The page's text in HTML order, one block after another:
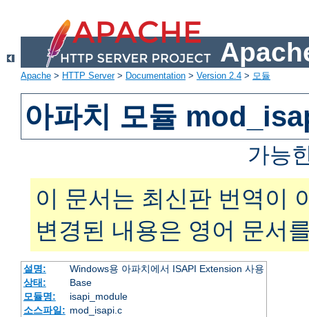
Apache > HTTP Server> Documentation > Version 2.4 > 모듈
아파치 모듈
가능
이 문서는 최신판 번역이
변경된 내용은 영어 문서
설명:
Windows용 아파치에서 ISAPI Extension 사용
상태:
Base
모듈명:
isapi_module
소스파일: mod_isapi.c